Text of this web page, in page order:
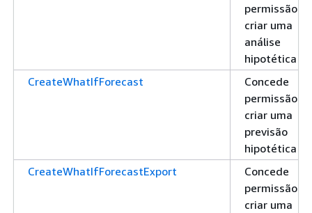
permissão
criar uma
análise
hipotética
CreateWhatIfForecast
Concede
permissão
criar uma
previsão
hipotética
CreateWhatIfForecastExport
Concede
permissão
criar uma